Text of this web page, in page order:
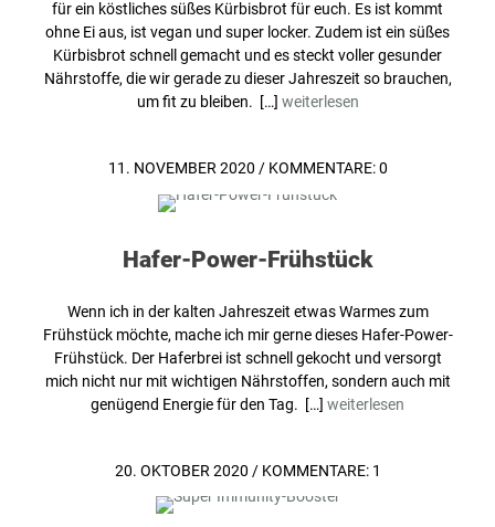
für ein köstliches süßes Kürbisbrot für euch. Es ist kommt
ohne Ei aus, ist vegan und super locker. Zudem ist ein süßes
Kürbisbrot schnell gemacht und es steckt voller gesunder
Nährstoffe, die wir gerade zu dieser Jahreszeit so brauchen,
um fit zu bleiben. […] weiterlesen
11. NOVEMBER 2020 /KOMMENTARE: 0
Hafer-Power-Frühstück
Wenn ich in der kalten Jahreszeit etwas Warmes zum
Frühstück möchte, mache ich mir gerne dieses Hafer-Power-
Frühstück. Der Haferbrei ist schnell gekocht und versorgt
mich nicht nur mit wichtigen Nährstoffen, sondern auch mit
genügend Energie für den Tag. […] weiterlesen
20. OKTOBER 2020 /KOMMENTARE: 1